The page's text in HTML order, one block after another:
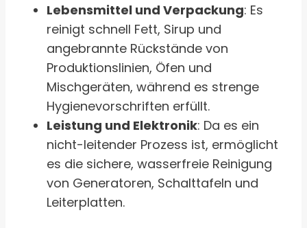
Lebensmittel und Verpackung: Es
reinigt schnell Fett, Sirup und
angebrannte Rückstände von
Produktionslinien, Öfen und
Mischgeräten, während es strenge
Hygienevorschriften erfüllt.
Leistung und Elektronik: Da es ein
nicht-leitender Prozess ist, ermöglicht
es die sichere, wasserfreie Reinigung
von Generatoren, Schalttafeln und
Leiterplatten.